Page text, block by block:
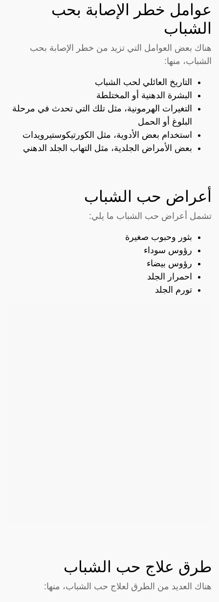
عوامل خطر الإصابة بحب
الشباب
هناك بعض العوامل التي تزيد من خطر الإصابة بحب
الشباب، منها:
التاريخ العائلي لحب الشباب
البشرة الدهنية أو المختلطة
التغيرات الهرمونية، مثل تلك التي تحدث في مرحلة
البلوغ أو الحمل
استخدام بعض الأدوية، مثل الكورتيكوستيرويدات
بعض الأمراض الجلدية، مثل التهاب الجلد الدهني
أعراض حب الشباب
تشمل أعراض حب الشباب ما يلي:
بثور وحبوب صغيرة
رؤوس سوداء
رؤوس بيضاء
احمرار الجلد
تورم الجلد
طرق علاج حب الشباب
هناك العديد من الطرق لعلاج حب الشباب، منها: